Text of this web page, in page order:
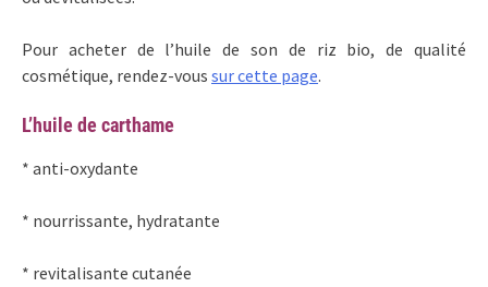
Pour acheter de l’huile de son de riz bio, de qualité
cosmétique, rendez-vous sur cette page.
L’huile de carthame
* anti-oxydante
* nourrissante, hydratante
* revitalisante cutanée